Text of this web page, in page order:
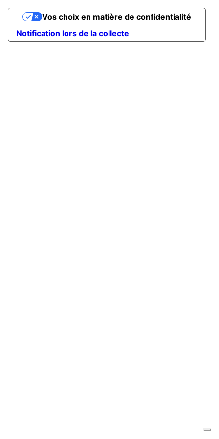
Notification lors de la collecte
Vos choix en matière de confidentialité